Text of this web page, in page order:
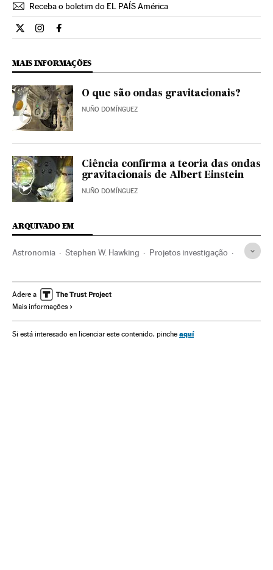
Receba o boletim do EL PAÍS América
Ciencia El País Brasil en Twitter
Ciencia El País Brasil en Instagram
Ciencia El País Brasil en Facebook
MAIS INFORMAÇÕES
O que são ondas gravitacionais?
NUÑO DOMÍNGUEZ
Ciência confirma a teoria das ondas
gravitacionais de Albert Einstein
NUÑO DOMÍNGUEZ
ARQUIVADO EM
Astronomia Stephen W. Hawking Projetos investigação
Observatórios astronômicos
Investigação científica
Física nuclear Física Ciências exatas Ciência
Adere a
Mais informações
Si está interesado en licenciar este contenido, pinche aquí